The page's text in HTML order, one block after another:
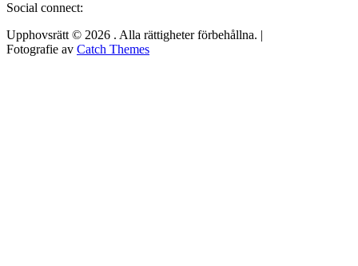
Social connect:
Upphovsrätt © 2026 . Alla rättigheter förbehållna. |
Fotografie av Catch Themes